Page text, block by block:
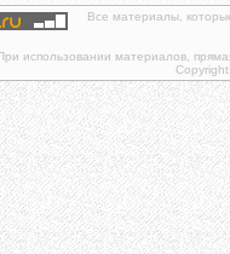
Все материалы,
использовании материалов,